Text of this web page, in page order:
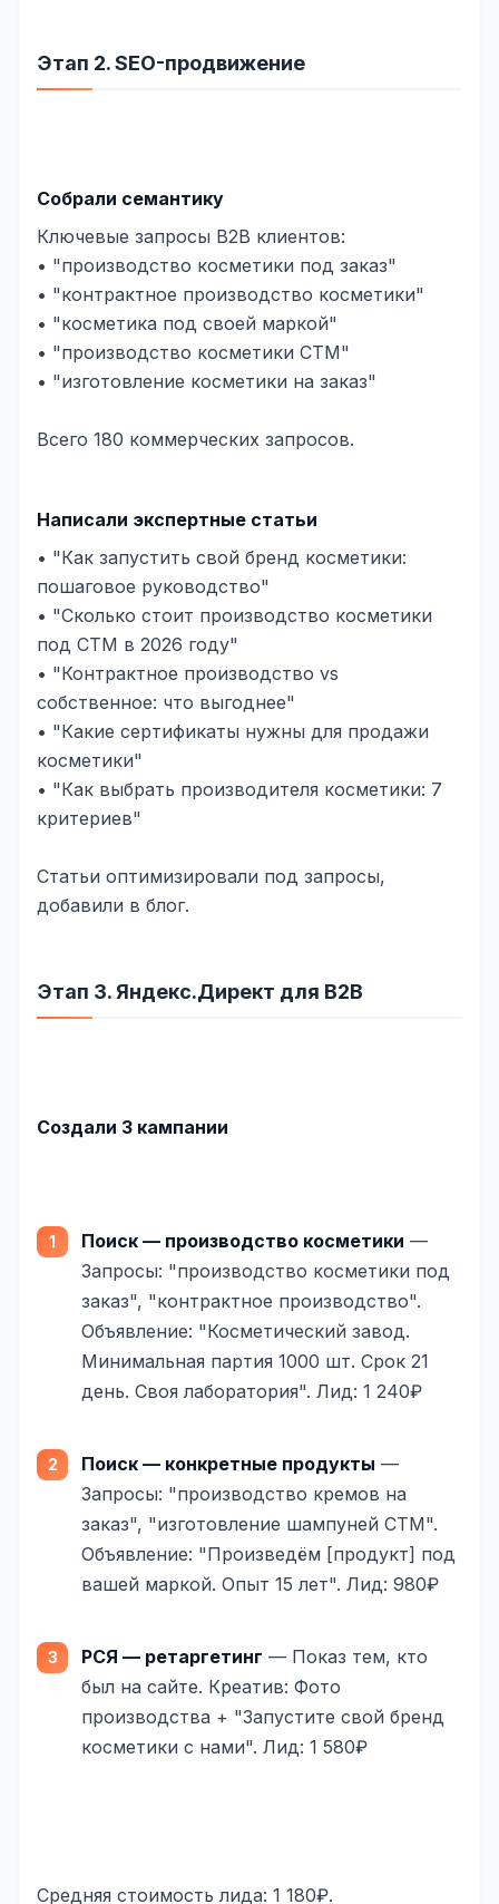
Этап 2. SEO-продвижение
Собрали семантику
Ключевые запросы B2B клиентов:
• "производство косметики под заказ"
• "контрактное производство косметики"
• "косметика под своей маркой"
• "производство косметики СТМ"
• "изготовление косметики на заказ"
Всего 180 коммерческих запросов.
Написали экспертные статьи
• "Как запустить свой бренд косметики:
пошаговое руководство"
• "Сколько стоит производство косметики
под СТМ в 2026 году"
• "Контрактное производство vs
собственное: что выгоднее"
• "Какие сертификаты нужны для продажи
косметики"
• "Как выбрать производителя косметики: 7
критериев"
Статьи оптимизировали под запросы,
добавили в блог.
Этап 3. Яндекс.Директ для B2B
Создали 3 кампании
Поиск — производство косметики —
Запросы: "производство косметики под
заказ", "контрактное производство".
Объявление: "Косметический завод.
Минимальная партия 1000 шт. Срок 21
день. Своя лаборатория". Лид: 1 240₽
Поиск — конкретные продукты —
Запросы: "производство кремов на
заказ", "изготовление шампуней СТМ".
Объявление: "Произведём [продукт] под
вашей маркой. Опыт 15 лет". Лид: 980₽
РСЯ — ретаргетинг — Показ тем, кто
был на сайте. Креатив: Фото
производства + "Запустите свой бренд
косметики с нами". Лид: 1 580₽
Средняя стоимость лида: 1 180₽.